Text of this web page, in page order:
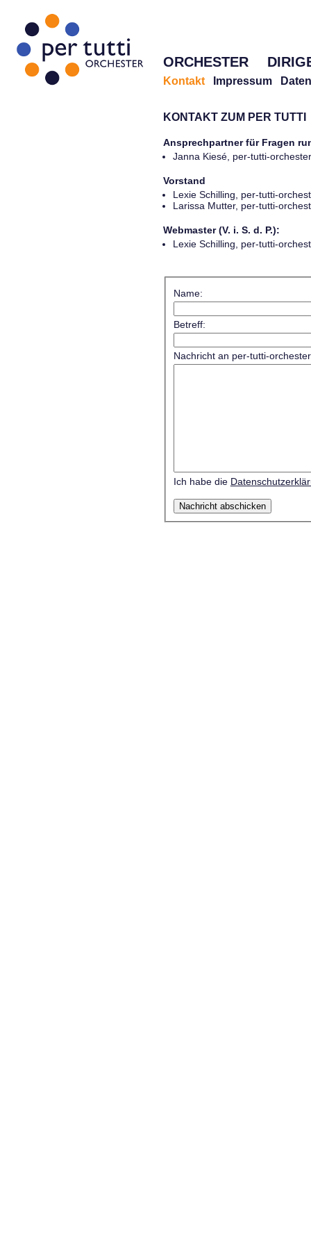
ORCHESTER
Kontakt Impressum
KONTAKT ZUM PER TUTTI
Ansprechpartner für Fragen
Janna Kiesé, per-tutti-
Vorstand
Lexie Schilling, per-tutti-
Larissa Mutter, per-tutti-
Webmaster (V. i. S. d. P.):
Lexie Schilling, per-tutti-
Name:
Betreff:
Nachricht an per-tutti-
Ich habe die